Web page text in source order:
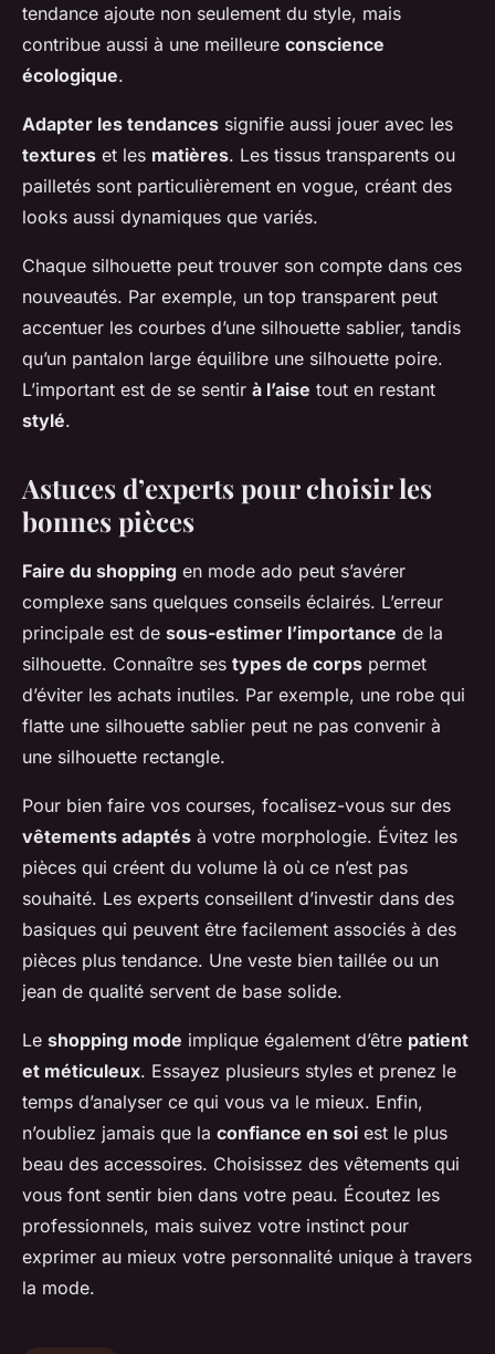
tendance ajoute non seulement du style, mais
contribue aussi à une meilleure conscience
écologique.
Adapter les tendances signifie aussi jouer avec les
textures et les matières. Les tissus transparents ou
pailletés sont particulièrement en vogue, créant des
looks aussi dynamiques que variés.
Chaque silhouette peut trouver son compte dans ces
nouveautés. Par exemple, un top transparent peut
accentuer les courbes d’une silhouette sablier, tandis
qu’un pantalon large équilibre une silhouette poire.
L’important est de se sentir à l’aise tout en restant
stylé.
Astuces d’experts pour choisir les
bonnes pièces
Faire du shopping en mode ado peut s’avérer
complexe sans quelques conseils éclairés. L’erreur
principale est de sous-estimer l’importance de la
silhouette. Connaître ses types de corps permet
d’éviter les achats inutiles. Par exemple, une robe qui
flatte une silhouette sablier peut ne pas convenir à
une silhouette rectangle.
Pour bien faire vos courses, focalisez-vous sur des
vêtements adaptés à votre morphologie. Évitez les
pièces qui créent du volume là où ce n’est pas
souhaité. Les experts conseillent d’investir dans des
basiques qui peuvent être facilement associés à des
pièces plus tendance. Une veste bien taillée ou un
jean de qualité servent de base solide.
Le shopping mode implique également d’être patient
et méticuleux. Essayez plusieurs styles et prenez le
temps d’analyser ce qui vous va le mieux. Enfin,
n’oubliez jamais que la confiance en soi est le plus
beau des accessoires. Choisissez des vêtements qui
vous font sentir bien dans votre peau. Écoutez les
professionnels, mais suivez votre instinct pour
exprimer au mieux votre personnalité unique à travers
la mode.